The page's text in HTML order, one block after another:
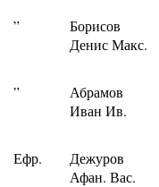
”
Борисов
Денис Макс.
”
Абрамов
Иван Ив.
Ефр.
Дежуров
Афан. Вас.